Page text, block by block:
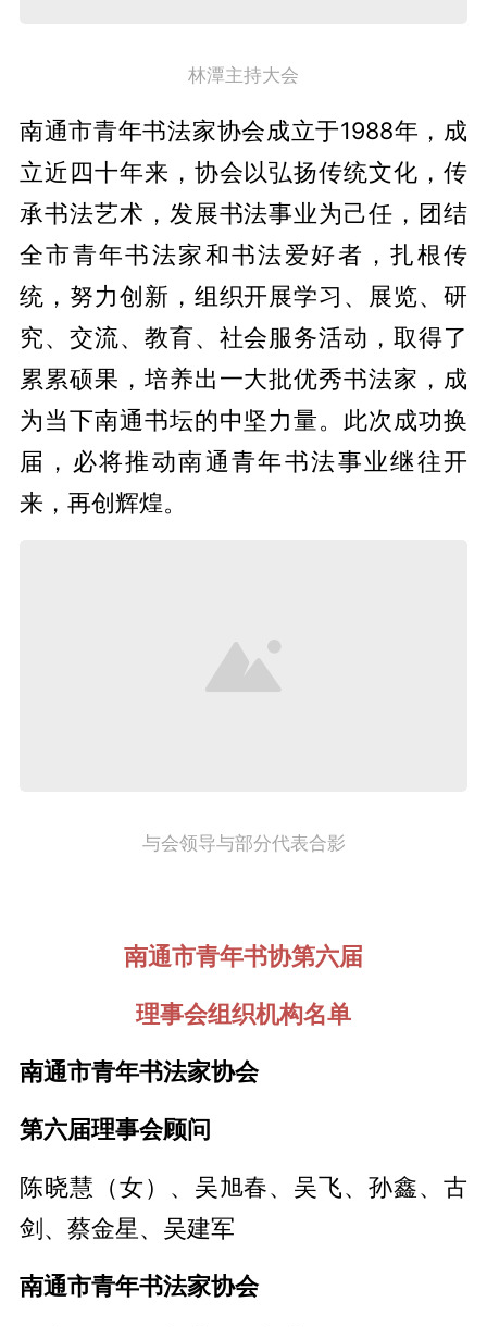
林潭主持大会
南通市青年书法家协会成立于1988年，成
立近四十年来，协会以弘扬传统文化，传
承书法艺术，发展书法事业为己任，团结
全市青年书法家和书法爱好者，扎根传
统，努力创新，组织开展学习、展览、研
究、交流、教育、社会服务活动，取得了
累累硕果，培养出一大批优秀书法家，成
为当下南通书坛的中坚力量。此次成功换
届，必将推动南通青年书法事业继往开
来，再创辉煌。
与会领导与部分代表合影
南通市青年书协第六届
理事会组织机构名单
南通市青年书法家协会
第六届理事会顾问
陈晓慧（女）、吴旭春、吴飞、孙鑫、古
剑、蔡金星、吴建军
南通市青年书法家协会